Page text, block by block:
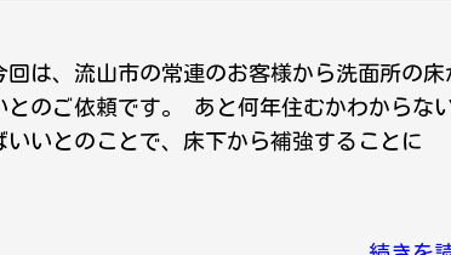
は、流山市の常連のお客様から洗面所の床
のご依頼です。 あと何年住むかわからな
いとのことで、床下から補強することに